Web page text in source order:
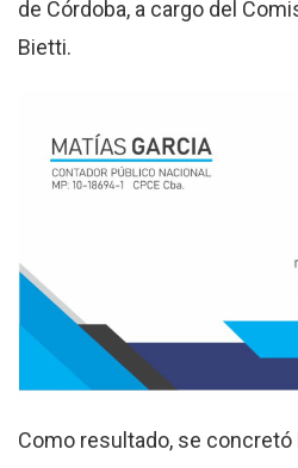
de Córdoba, a cargo del
Bietti.
Como resultado, se